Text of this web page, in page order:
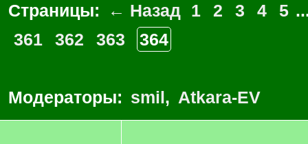
Страницы: ← Назад 1 2 3 4 5
361
362 363 364
Модераторы: smil, Atkara-EV